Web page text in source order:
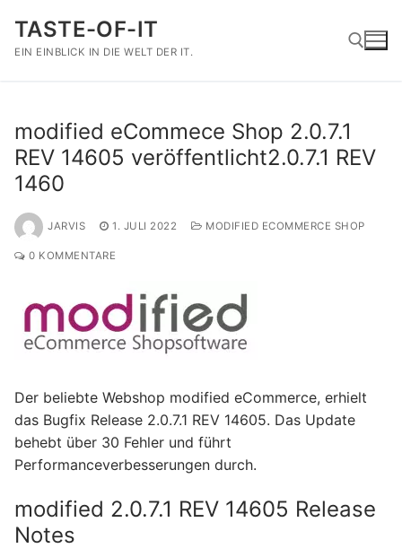
Inhalt
springen
TASTE-OF-IT
EIN EINBLICK IN DIE WELT DER IT.
modified eCommece Shop 2.0.7.1
REV 14605 veröffentlicht2.0.7.1 REV
1460
JARVIS 1. JULI 2022 MODIFIED ECOMMERCE SHOP
0 KOMMENTARE
Der beliebte Webshop modified eCommerce, erhielt
das Bugfix Release 2.0.7.1 REV 14605. Das Update
behebt über 30 Fehler und führt
Performanceverbesserungen durch.
modified 2.0.7.1 REV 14605 Release
Notes